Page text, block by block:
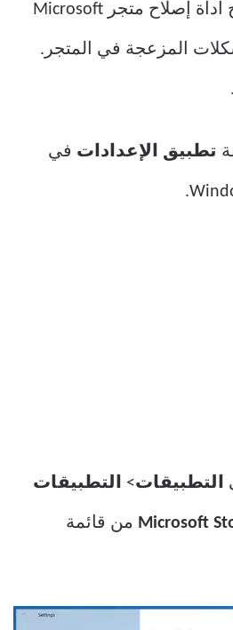
قامت Microsoft بدمج أداة إصلاح متجر Microsoft
المزعجة في المتجر.
تطبيق الإعدادات في
التطبيقات> التطبيقات
Microsoft من قائمة